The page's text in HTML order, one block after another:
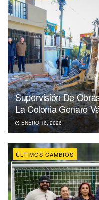
Supervisión De
La Colonia Genaro
ENERO 16, 2026
ÚLTIMOS CAMBIOS